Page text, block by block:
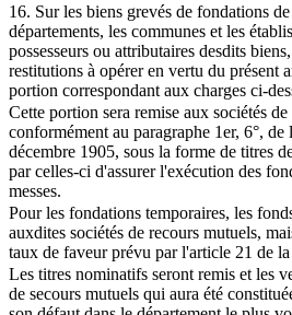
16. Sur les biens grevés de fondations
départements, les communes et les
possesseurs ou attributaires desdits
restitutions à opérer en vertu du présent
portion correspondant aux charges ci-
Cette portion sera remise aux sociétés
conformément au paragraphe 1er, 6°,
décembre 1905, sous la forme de titres
par celles-ci d'assurer l'exécution des
messes.
Pour les fondations temporaires, les
auxdites sociétés de recours mutuels,
taux de faveur prévu par l'article 21 de
Les titres nominatifs seront remis et les
de secours mutuels qui aura été